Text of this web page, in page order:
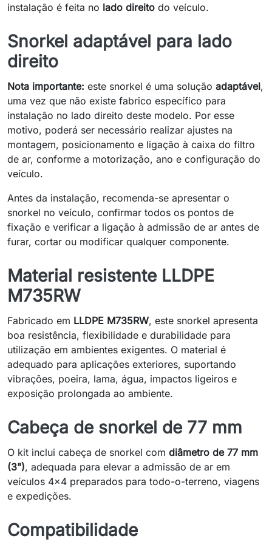
instalação é feita no lado direito do veículo.
Snorkel adaptável para lado
direito
Nota importante: este snorkel é uma solução adaptável,
uma vez que não existe fabrico específico para
instalação no lado direito deste modelo. Por esse
motivo, poderá ser necessário realizar ajustes na
montagem, posicionamento e ligação à caixa do filtro
de ar, conforme a motorização, ano e configuração do
veículo.
Antes da instalação, recomenda-se apresentar o
snorkel no veículo, confirmar todos os pontos de
fixação e verificar a ligação à admissão de ar antes de
furar, cortar ou modificar qualquer componente.
Material resistente LLDPE
M735RW
Fabricado em LLDPE M735RW, este snorkel apresenta
boa resistência, flexibilidade e durabilidade para
utilização em ambientes exigentes. O material é
adequado para aplicações exteriores, suportando
vibrações, poeira, lama, água, impactos ligeiros e
exposição prolongada ao ambiente.
Cabeça de snorkel de 77 mm
O kit inclui cabeça de snorkel com diâmetro de 77 mm
(3"), adequada para elevar a admissão de ar em
veículos 4x4 preparados para todo-o-terreno, viagens
e expedições.
Compatibilidade